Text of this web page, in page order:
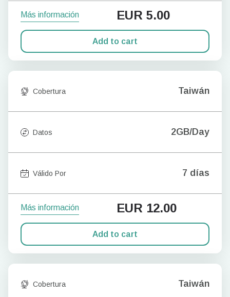
Más información EUR 5.00
Add to cart
Cobertura Taiwán
Datos 2GB/Day
Válido Por 7 días
Más información EUR 12.00
Add to cart
Cobertura Taiwán